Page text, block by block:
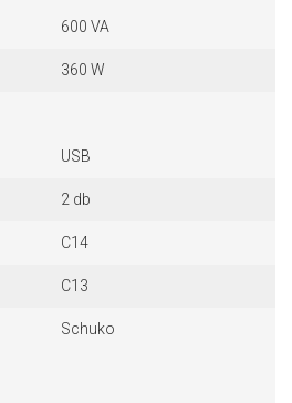
600 VA
360 W
USB
2 db
C14
C13
Schuko